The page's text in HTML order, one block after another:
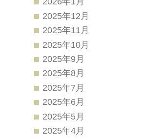
2025年12月
2025年11月
2025年10月
2025年9月
2025年8月
2025年7月
2025年6月
2025年5月
2025年4月